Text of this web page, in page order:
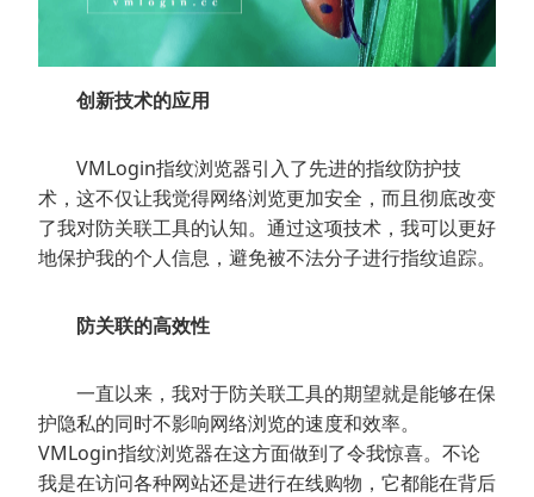
创新技术的应用
VMLogin指纹浏览器引入了先进的指纹防护技
术，这不仅让我觉得网络浏览更加安全，而且彻底改变
了我对防关联工具的认知。通过这项技术，我可以更好
地保护我的个人信息，避免被不法分子进行指纹追踪。
防关联的高效性
一直以来，我对于防关联工具的期望就是能够在保
护隐私的同时不影响网络浏览的速度和效率。
VMLogin指纹浏览器在这方面做到了令我惊喜。不论
我是在访问各种网站还是进行在线购物，它都能在背后